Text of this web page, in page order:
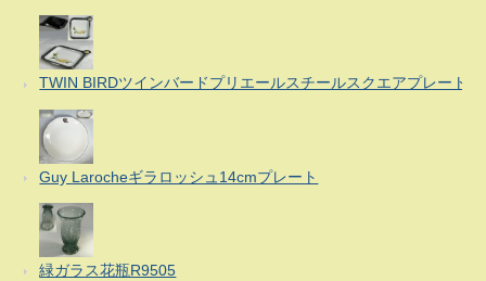
TWIN BIRDツインバードプリエールスチールスクエアプレート
Guy Larocheギラロッシュ14cmプレート
緑ガラス花瓶R9505